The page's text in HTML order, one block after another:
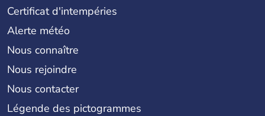
Certificat d'intempéries
Alerte météo
Nous connaître
Nous rejoindre
Nous contacter
Légende des pictogrammes